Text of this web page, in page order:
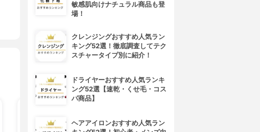
敏感肌向けナチュラル商品も登
場！
クレンジングおすすめ人気ラン
キング52選！徹底調査してテク
スチャータイプ別に紹介！
ドライヤーおすすめ人気ランキ
ング52選【速乾・くせ毛・コス
パ商品】
ヘアアイロンおすすめ人気ラン